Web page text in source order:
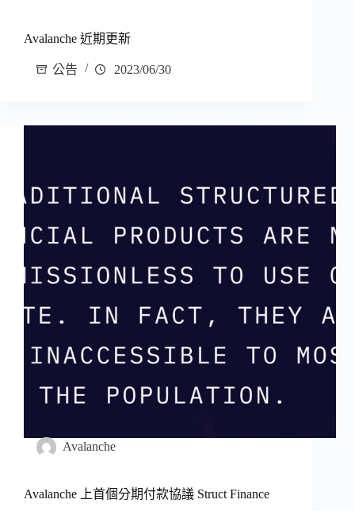
Avalanche 近期更新
公告 2023/06/30
Avalanche
Avalanche 上首個分期付款協議 Struct Finance